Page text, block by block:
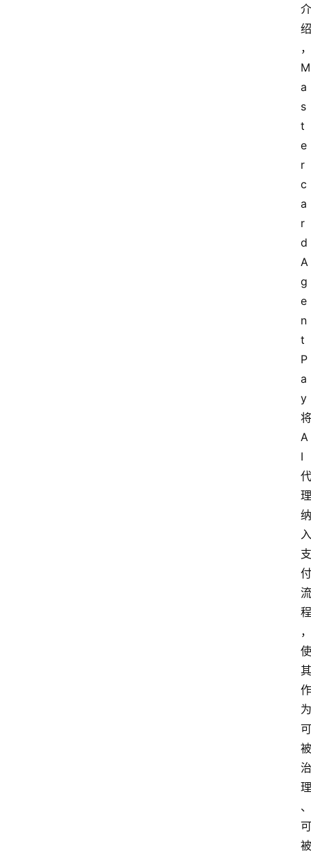
介
绍
，
M
a
s
t
e
r
c
a
r
d
A
g
e
n
t
P
a
y
将
A
I
代
理
纳
入
支
付
流
程
，
使
其
作
为
可
被
治
理
、
可
被